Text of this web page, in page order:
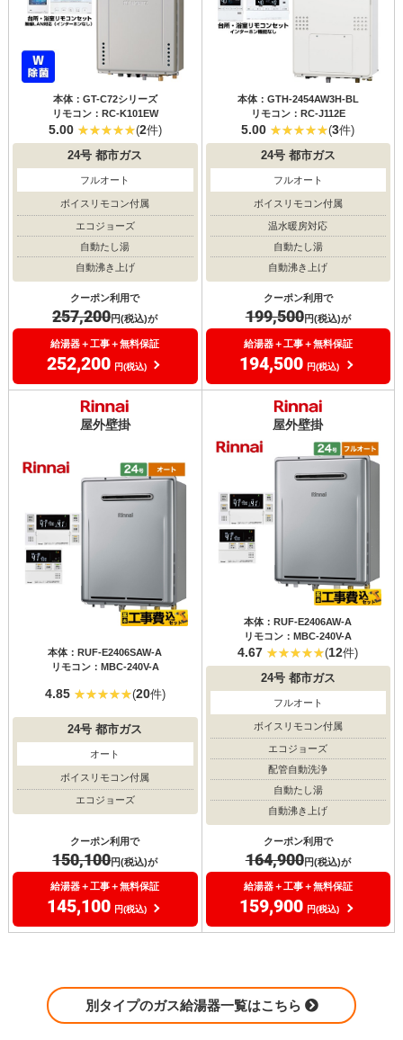
本体：GT-C72シリーズ
リモコン：RC-K101EW
5.00 (2件)
24号 都市ガス
フルオート
ボイスリモコン付属
エコジョーズ
自動たし湯
自動沸き上げ
クーポン利用で
257,200円(税込)が
給湯器＋工事＋無料保証
252,200 円(税込)
本体：GTH-2454AW3H-BL
リモコン：RC-J112E
5.00 (3件)
24号都市ガス
フルオート
ボイスリモコン付属
温水暖房対応
自動たし湯
自動沸き上げ
クーポン利用で
199,500円(税込)が
給湯器＋工事＋無料保証
194,500 円(税込)
屋外壁掛
本体：RUF-E2406SAW-A
リモコン：MBC-240V-A
4.85 (20件)
24号 都市ガス
オート
ボイスリモコン付属
エコジョーズ
クーポン利用で
150,100円(税込)が
給湯器＋工事＋無料保証
145,100 円(税込)
屋外壁掛
本体：RUF-E2406AW-A
リモコン：MBC-240V-A
4.67 (12件)
24号都市ガス
フルオート
ボイスリモコン付属
エコジョーズ
配管自動洗浄
自動たし湯
自動沸き上げ
クーポン利用で
164,900円(税込)が
給湯器＋工事＋無料保証
159,900 円(税込)
別タイプのガス給湯器一覧はこちら